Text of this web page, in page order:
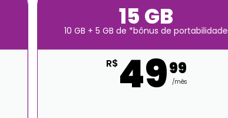
15 GB
10 GB + 5 GB de *bônus de portabilidade
R$4999
/mês